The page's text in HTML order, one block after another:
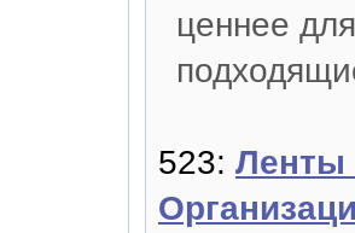
ценнее
523: Ленты